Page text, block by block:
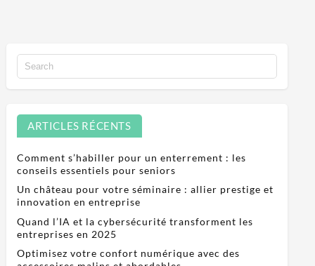
ARTICLES RÉCENTS
Comment s’habiller pour un enterrement : les
conseils essentiels pour seniors
Un château pour votre séminaire : allier prestige et
innovation en entreprise
Quand l’IA et la cybersécurité transforment les
entreprises en 2025
Optimisez votre confort numérique avec des